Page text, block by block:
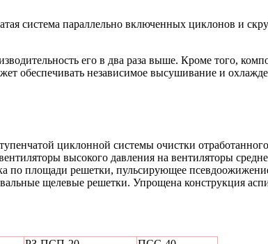
система параллельно включенных циклонов и
его в два раза выше. Кроме того,
обеспечивать независимое высушивание и
циклонной системы очистки
высокого давления на вентиляторы
по площади решетки, пульсирующее
щелевые решетки. Упрощена конструкция